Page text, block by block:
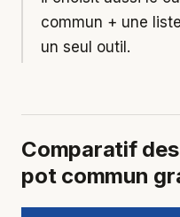
commun + une
un seul outil.
Comparatif
pot commun